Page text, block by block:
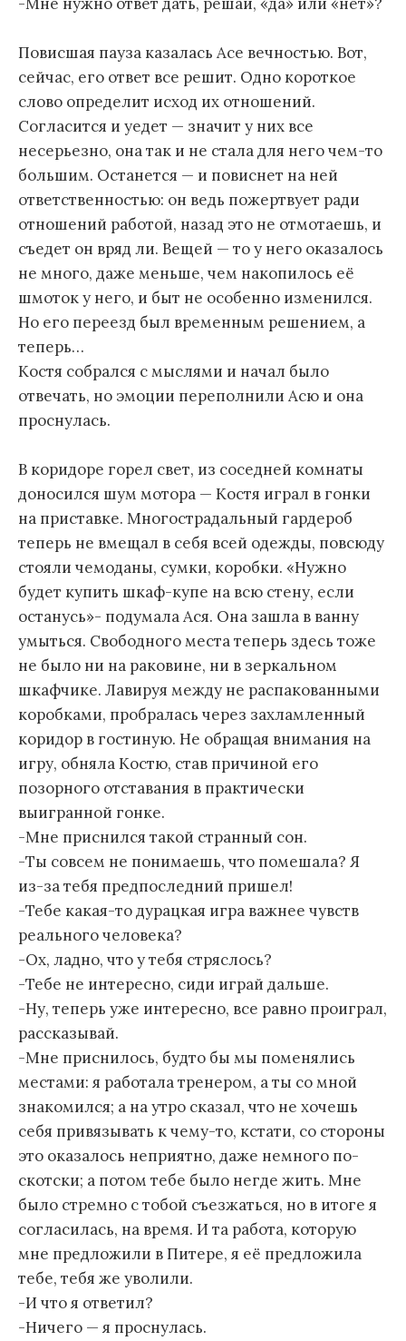
Повисшая пауза казалась Асе вечностью. Вот,
сейчас, его ответ все решит. Одно короткое
слово определит исход их отношений.
Согласится и уедет — значит у них все
несерьезно, она так и не стала для него чем-то
большим. Останется — и повиснет на ней
ответственностью: он ведь пожертвует ради
отношений работой, назад это не отмотаешь, и
съедет он вряд ли. Вещей — то у него оказалось
не много, даже меньше, чем накопилось её
шмоток у него, и быт не особенно изменился.
Но его переезд был временным решением, а
теперь…
Костя собрался с мыслями и начал было
отвечать, но эмоции переполнили Асю и она
проснулась.
В коридоре горел свет, из соседней комнаты
доносился шум мотора — Костя играл в гонки
на приставке. Многострадальный гардероб
теперь не вмещал в себя всей одежды, повсюду
стояли чемоданы, сумки, коробки. «Нужно
будет купить шкаф-купе на всю стену, если
останусь»- подумала Ася. Она зашла в ванну
умыться. Свободного места теперь здесь тоже
не было ни на раковине, ни в зеркальном
шкафчике. Лавируя между не распакованными
коробками, пробралась через захламленный
коридор в гостиную. Не обращая внимания на
игру, обняла Костю, став причиной его
позорного отставания в практически
выигранной гонке.
-Мне приснился такой странный сон.
-Ты совсем не понимаешь, что помешала? Я
из-за тебя предпоследний пришел!
-Тебе какая-то дурацкая игра важнее чувств
реального человека?
-Ох, ладно, что у тебя стряслось?
-Тебе не интересно, сиди играй дальше.
-Ну, теперь уже интересно, все равно проиграл,
рассказывай.
-Мне приснилось, будто бы мы поменялись
местами: я работала тренером, а ты со мной
знакомился; а на утро сказал, что не хочешь
себя привязывать к чему-то, кстати, со стороны
это оказалось неприятно, даже немного по-
скотски; а потом тебе было негде жить. Мне
было стремно с тобой съезжаться, но в итоге я
согласилась, на время. И та работа, которую
мне предложили в Питере, я её предложила
тебе, тебя же уволили.
-И что я ответил?
-Ничего — я проснулась.